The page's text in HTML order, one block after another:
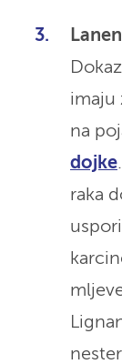
imaju
na
dojke
raka